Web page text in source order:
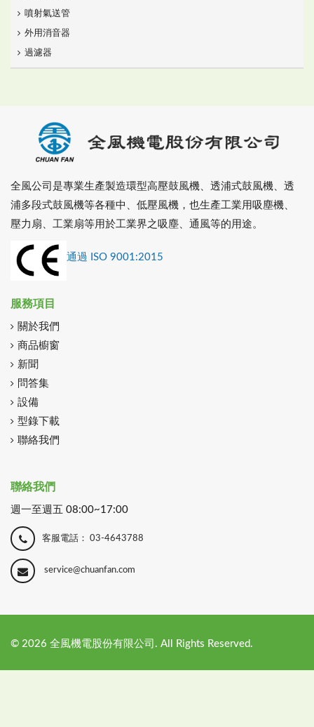
噴射氣送管
外用消音器
過濾器
全風公司是專業生產製造環型高壓鼓風機、透浦式鼓風機、透
浦多段式鼓風機等各種中、低壓風機，也生產工業用吸塵機、
壓力扇、工業扇等用於工業界之吸塵、通風等的用途。
通過 ISO 9001:2015
服務項目
關於我們
商品櫥窗
新聞
問答集
設備
型錄下載
聯絡我們
聯絡我們
週一至週五 08:00~17:00
客服電話： 03-4643788
service@chuanfan.com
© 2026 全風機電股份有限公司. All Rights Reserved.